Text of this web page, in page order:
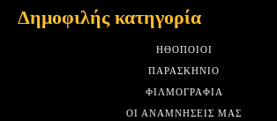
Δημοφιλής κατηγορία
HΘΟΠΟΙΟΊ
ΠΑΡΑΣΚΉΝΙΟ
ΦΙΛΜΟΓΡΑΦΊΑ
ΟΙ ΑΝΑΜΝΉΣΕΙΣ ΜΑΣ